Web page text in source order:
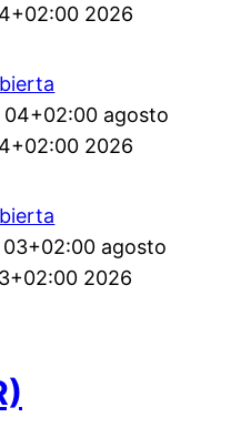
2026
04+02:00 agosto
2026
03+02:00 agosto
2026